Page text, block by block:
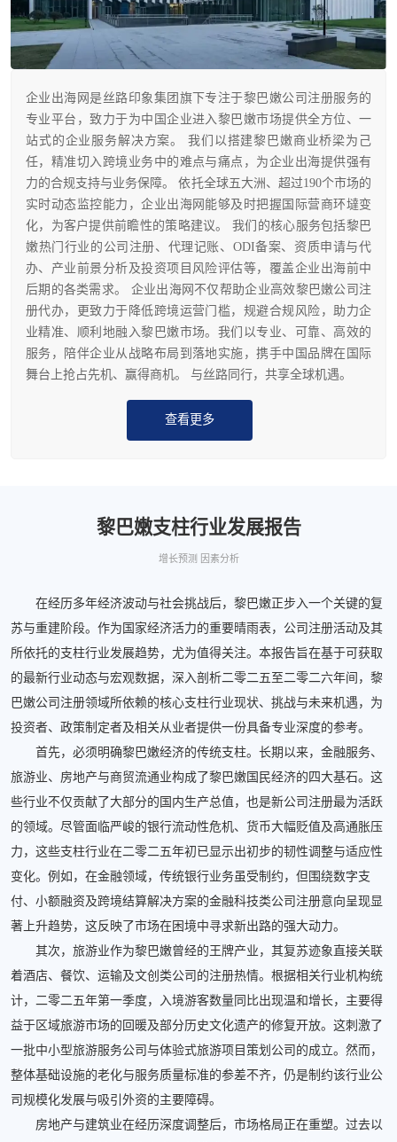
企业出海网是丝路印象集团旗下专注于黎巴嫩公司注册服务的
专业平台，致力于为中国企业进入黎巴嫩市场提供全方位、一
站式的企业服务解决方案。 我们以搭建黎巴嫩商业桥梁为己
任，精准切入跨境业务中的难点与痛点，为企业出海提供强有
力的合规支持与业务保障。 依托全球五大洲、超过190个市场的
实时动态监控能力，企业出海网能够及时把握国际营商环墶变
化，为客户提供前瞻性的策略建议。 我们的核心服务包括黎巴
嫩热门行业的公司注册、代理记账、ODI备案、资质申请与代
办、产业前景分析及投资项目风险评估等，覆盖企业出海前中
后期的各类需求。 企业出海网不仅帮助企业高效黎巴嫩公司注
册代办，更致力于降低跨境运营门槛，规避合规风险，助力企
业精准、顺利地融入黎巴嫩市场。我们以专业、可靠、高效的
服务，陪伴企业从战略布局到落地实施，携手中国品牌在国际
舞台上抢占先机、赢得商机。 与丝路同行，共享全球机遇。
查看更多
黎巴嫩支柱行业发展报告
增长预测 因素分析
在经历多年经济波动与社会挑战后，黎巴嫩正步入一个关键的复
苏与重建阶段。作为国家经济活力的重要晴雨表，公司注册活动及其
所依托的支柱行业发展趋势，尤为值得关注。本报告旨在基于可获取
的最新行业动态与宏观数据，深入剖析二零二五至二零二六年间，黎
巴嫩公司注册领域所依赖的核心支柱行业现状、挑战与未来机遇，为
投资者、政策制定者及相关从业者提供一份具备专业深度的参考。
首先，必须明确黎巴嫩经济的传统支柱。长期以来，金融服务、
旅游业、房地产与商贸流通业构成了黎巴嫩国民经济的四大基石。这
些行业不仅贡献了大部分的国内生产总值，也是新公司注册最为活跃
的领域。尽管面临严峻的银行流动性危机、货币大幅贬值及高通胀压
力，这些支柱行业在二零二五年初已显示出初步的韧性调整与适应性
变化。例如，在金融领域，传统银行业务虽受制约，但围绕数字支
付、小额融资及跨境结算解决方案的金融科技类公司注册意向呈现显
著上升趋势，这反映了市场在困境中寻求新出路的强大动力。
其次，旅游业作为黎巴嫩曾经的王牌产业，其复苏迹象直接关联
着酒店、餐饮、运输及文创类公司的注册热情。根据相关行业机构统
计，二零二五年第一季度，入境游客数量同比出现温和增长，主要得
益于区域旅游市场的回暖及部分历史文化遗产的修复开放。这刺激了
一批中小型旅游服务公司与体验式旅游项目策划公司的成立。然而，
整体基础设施的老化与服务质量标准的参差不齐，仍是制约该行业公
司规模化发展与吸引外资的主要障碍。
房地产与建筑业在经历深度调整后，市场格局正在重塑。过去以